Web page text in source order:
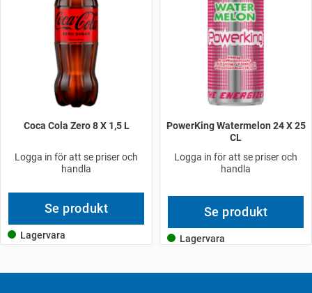
Coca Cola Zero 8 X 1,5 L
Logga in för att se priser och
handla
Se produkt
Lagervara
PowerKing Watermelon 24 X 25
CL
Logga in för att se priser och
handla
Se produkt
Lagervara